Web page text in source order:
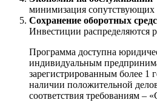
минимизация сопутствующих
Сохранение оборотных
Инвестиции распределяются
Программа доступна
индивидуальным
зарегистрированным более 1
наличии положительной
соответствия требованиям –